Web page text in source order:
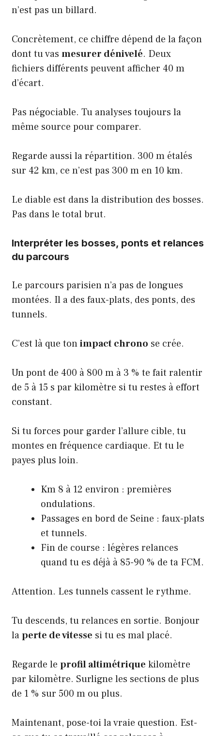
n’est pas un billard.
Concrètement, ce chiffre dépend de la façon
dont tu vas mesurer dénivelé. Deux
fichiers différents peuvent afficher 40 m
d’écart.
Pas négociable. Tu analyses toujours la
même source pour comparer.
Regarde aussi la répartition. 300 m étalés
sur 42 km, ce n’est pas 300 m en 10 km.
Le diable est dans la distribution des bosses.
Pas dans le total brut.
Interpréter les bosses, ponts et relances
du parcours
Le parcours parisien n’a pas de longues
montées. Il a des faux-plats, des ponts, des
tunnels.
C’est là que tonimpact chrono se crée.
Un pont de 400 à 800 m à 3 % te fait ralentir
de 5 à 15 s par kilomètre si tu restes à effort
constant.
Si tu forces pour garder l’allure cible, tu
montes en fréquence cardiaque. Et tu le
payes plus loin.
Km 8 à 12 environ : premières
ondulations.
Passages en bord de Seine : faux-plats
et tunnels.
Fin de course : légères relances
quand tu es déjà à 85-90 % de ta FCM.
Attention. Les tunnels cassent le rythme.
Tu descends, tu relances en sortie. Bonjour
laperte de vitesse si tu es mal placé.
Regarde le profil altimétrique kilomètre
par kilomètre. Surligne les sections de plus
de 1 % sur 500 m ou plus.
Maintenant, pose-toi la vraie question. Est-